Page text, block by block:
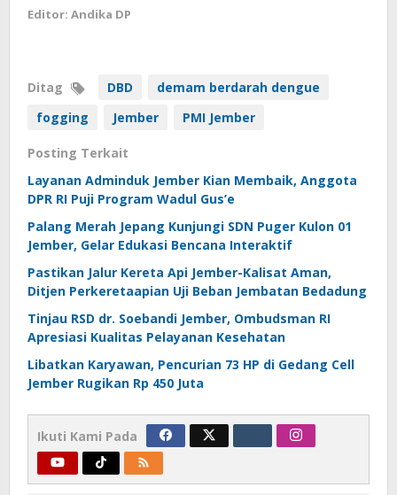
Editor: Andika DP
Ditag DBD
demam berdarah dengue
fogging
Jember PMI Jember
Posting Terkait
Layanan Adminduk Jember Kian Membaik, Anggota
DPR RI Puji Program Wadul Gus’e
Palang Merah Jepang Kunjungi SDN Puger Kulon 01
Jember, Gelar Edukasi Bencana Interaktif
Pastikan Jalur Kereta Api Jember-Kalisat Aman,
Ditjen Perkeretaapian Uji Beban Jembatan Bedadung
Tinjau RSD dr. Soebandi Jember, Ombudsman RI
Apresiasi Kualitas Pelayanan Kesehatan
Libatkan Karyawan, Pencurian 73 HP di Gedang Cell
Jember Rugikan Rp 450 Juta
Ikuti Kami Pada